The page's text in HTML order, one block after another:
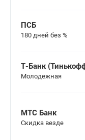
ПСБ
180 дней без %
Т-Банк
Молодежная
МТС Банк
Скидка везде